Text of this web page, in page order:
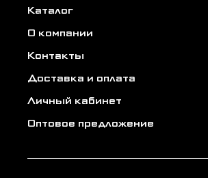
Каталог
О компании
Контакты
Доставка и оплата
Личный кабинет
Оптовое предложение